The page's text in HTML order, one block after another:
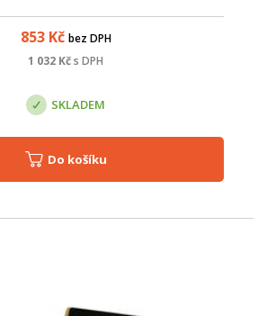
853Kč bez DPH
1 032 Kčs DPH
SKLADEM
Do košíku